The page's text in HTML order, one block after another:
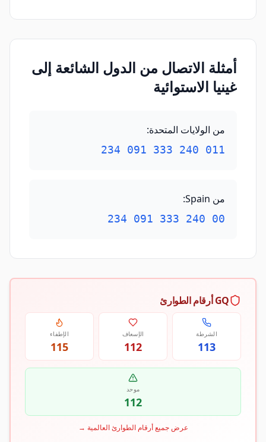
أمثلة الاتصال من الدول الشائعة إلى
غينيا الاستوائية
من الولايات المتحدة:
011 240 333 091 234
من Spain :
00 240 333 091 234
GQ أرقام الطوارئ
الشرطة
113
الإسعاف
112
الإطفاء
115
موحد
112
عرض جميع أرقام الطوارئ العالمية →